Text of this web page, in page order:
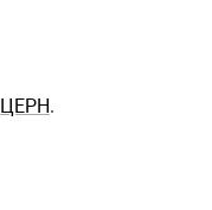
ЦЕРН.